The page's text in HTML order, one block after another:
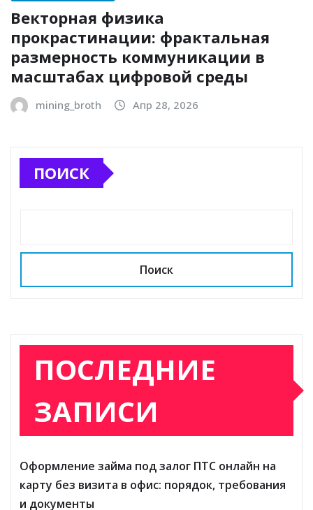
Векторная физика
прокрастинации: фрактальная
размерность коммуникации в
масштабах цифровой среды
mining_broth Апр 28, 2026
ПОИСК
Поиск
ПОСЛЕДНИЕ
ЗАПИСИ
Оформление займа под залог ПТС онлайн на
карту без визита в офис: порядок, требования
и документы